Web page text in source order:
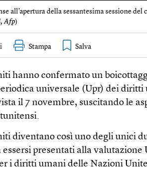
all’apertura della sessantesima sessione
Afp)
Stampa
hanno confermato un
universale (Upr) dei
il 7 novembre, suscitando le
diventano così uno degli unici
essersi presentati alla
i diritti umani delle Nazioni